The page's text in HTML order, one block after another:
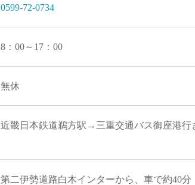
0599-72-0734
8：00～17：00
無休
近畿日本鉄道鵜方駅→三重交通バス御座港行
第二伊勢道路白木インターから、車で約40分